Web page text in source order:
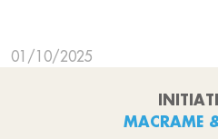
01/10/2025
MACRAME